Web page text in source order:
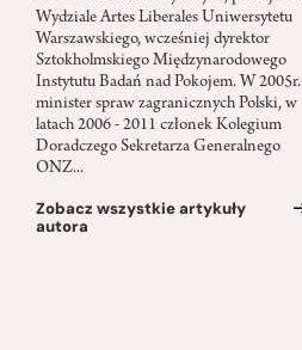
Wydziale Artes Liberales Uniwersytetu
Warszawskiego, wcześniej dyrektor
Sztokholmskiego Międzynarodowego
Instytutu Badań nad Pokojem. W 2005r.
minister spraw zagranicznych Polski, w
latach 2006 - 2011 członek Kolegium
Doradczego Sekretarza Generalnego
ONZ...
Zobacz wszystkie artykuły
autora